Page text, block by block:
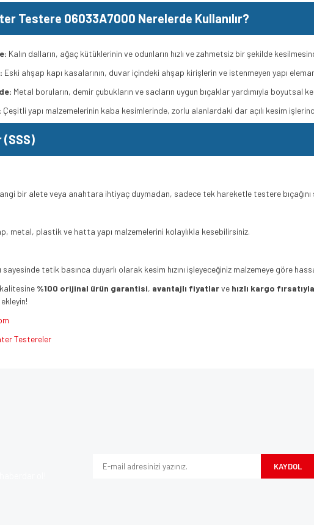
Testere 06033A7000 Nerelerde Kullanılır?
Kalın dalların, ağaç kütüklerinin ve odunların hızlı ve zahmetsiz bir şekilde
Eski ahşap kapı kasalarının, duvar içindeki ahşap kirişlerin ve istenmeyen yapı
Metal boruların, demir çubukların ve sacların uygun bıçaklar yardımıyla boyutsal
Çeşitli yapı malzemelerinin kaba kesimlerinde, zorlu alanlardaki dar açılı kesim
(SSS)
bir alete veya anahtara ihtiyaç duymadan, sadece tek hareketle testere
metal, plastik ve hatta yapı malzemelerini kolaylıkla kesebilirsiniz.
tetik basınca duyarlı olarak kesim hızını işleyeceğiniz malzemeye göre
%100 orijinal ürün garantisi, avantajlı fiyatlarve hızlı kargo fırsatıyla
Testereler
KAYDOL